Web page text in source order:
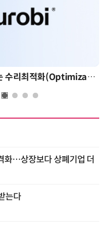
AI 시대의 의사결정을 바꾸는 수리최적화(Optimization): 실제 산업 적용 사례와 활용 전략
화…상장보다 상폐기업 더
는다